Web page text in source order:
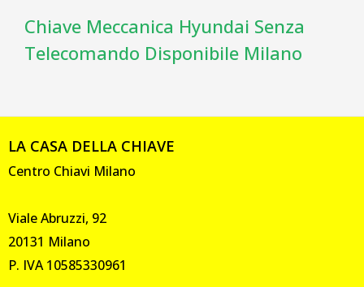
Chiave Meccanica Hyundai Senza
Telecomando Disponibile Milano
LA CASA DELLA CHIAVE
Centro Chiavi Milano
Viale Abruzzi, 92
20131 Milano
P. IVA 10585330961